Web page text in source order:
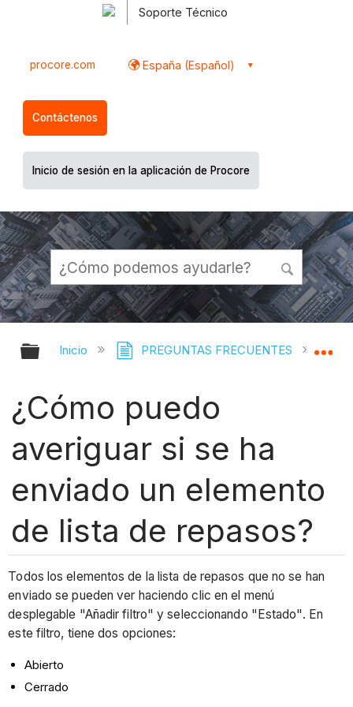
Soporte Técnico
procore.com España (Español)
Contáctenos
Inicio de sesión en la aplicación de Procore
Expandir/contraer jerarquía global
Inicio PREGUNTAS FRECUENTES
¿Cómo puedo
averiguar si se ha
enviado un elemento
de lista de repasos?
Todos los elementos de la lista de repasos que no se han
enviado se pueden ver haciendo clic en el menú
desplegable "Añadir filtro" y seleccionando "Estado". En
este filtro, tiene dos opciones:
Abierto
Cerrado